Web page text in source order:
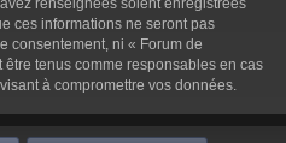
renseignées soient enregistrées
ces informations ne seront pas
consentement, ni « Forum de
tenus comme responsables en cas
à compromettre vos données.